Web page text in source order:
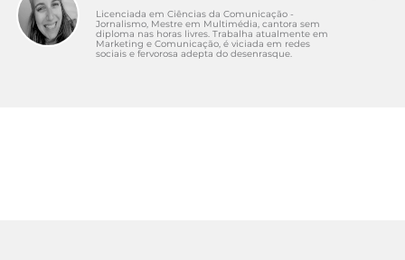
Licenciada em Ciências da Comunicação -
Jornalismo, Mestre em Multimédia, cantora sem
diploma nas horas livres. Trabalha atualmente em
Marketing e Comunicação, é viciada em redes
sociais e fervorosa adepta do desenrasque.